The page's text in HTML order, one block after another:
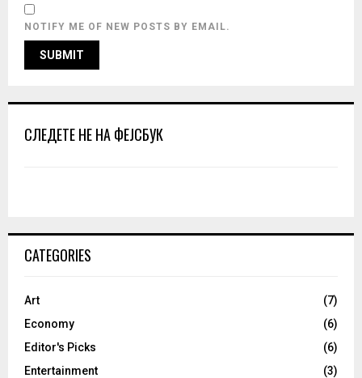
NOTIFY ME OF NEW POSTS BY EMAIL.
СЛЕДЕТЕ НЕ НА ФЕЈСБУК
CATEGORIES
Art
(7)
Economy
(6)
Editor's Picks
(6)
Entertainment
(3)